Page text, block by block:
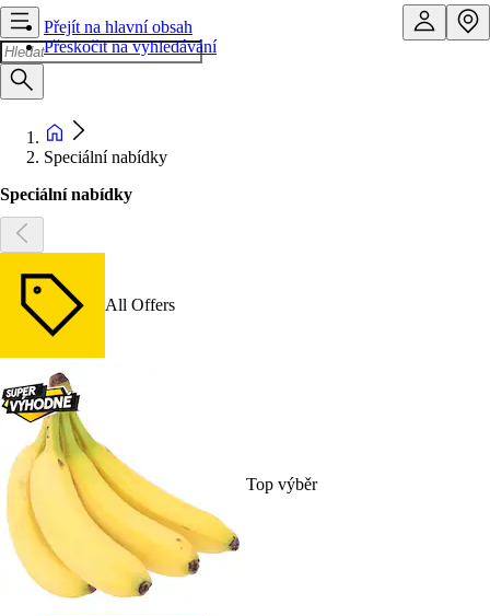
Přejít na hlavní obsah
Přeskočit na vyhledávání
Speciální nabídky
Speciální nabídky
All Offers
Top výběr